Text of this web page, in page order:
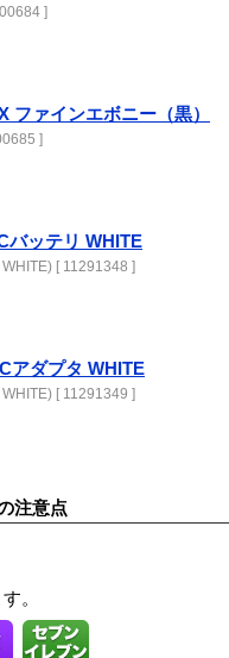
]
ファインエボニー（黒）
]
バッテリ WHITE
[ 11291348 ]
アダプタ WHITE
[ 11291349 ]
注意点
。